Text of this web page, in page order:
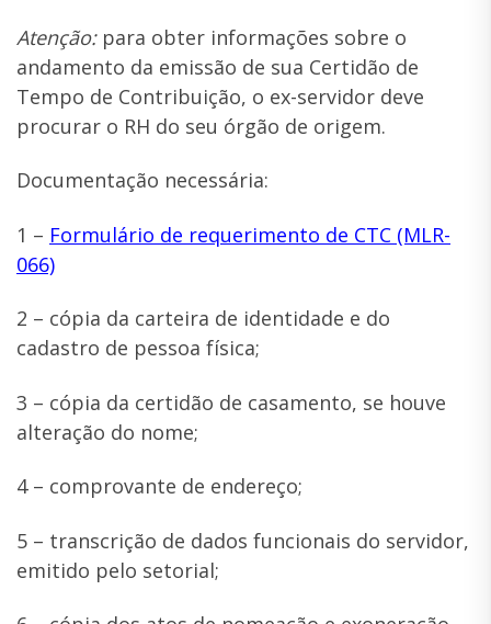
Atenção:para obter informações sobre o
andamento da emissão de sua Certidão de
Tempo de Contribuição, o ex-servidor deve
procurar o RH do seu órgão de origem.
Documentação necessária:
1 – Formulário de requerimento de CTC (MLR-
066)
2 – cópia da carteira de identidade e do
cadastro de pessoa física;
3 – cópia da certidão de casamento, se houve
alteração do nome;
4 – comprovante de endereço;
5 – transcrição de dados funcionais do servidor,
emitido pelo setorial;